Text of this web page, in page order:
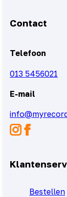
Contact
Telefoon
013 5456021
E-mail
Bestellen